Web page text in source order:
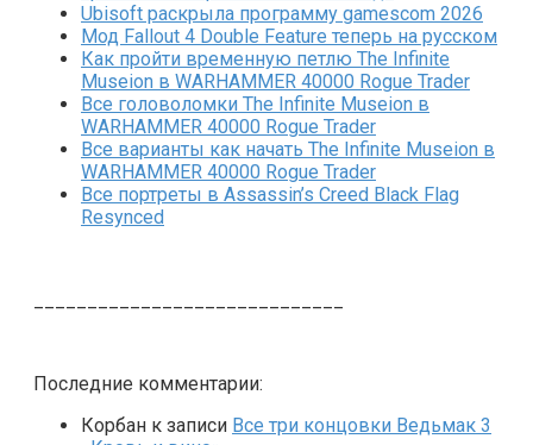
Ubisoft раскрыла программу gamescom 2026
Мод Fallout 4 Double Feature теперь на русском
Как пройти временную петлю The Infinite
Museion в WARHAMMER 40000 Rogue Trader
Все головоломки The Infinite Museion в
WARHAMMER 40000 Rogue Trader
Все варианты как начать The Infinite Museion в
WARHAMMER 40000 Rogue Trader
Все портреты в Assassin’s Creed Black Flag
Resynced
Последние комментарии:
Корбан к записи Все три концовки Ведьмак 3